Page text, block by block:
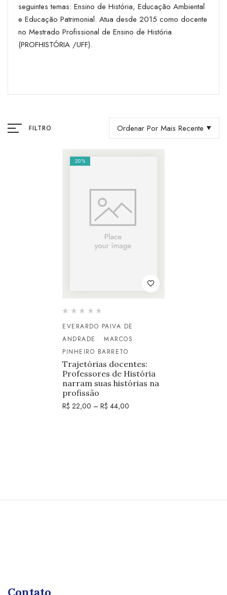
seguintes temas: Ensino de História, Educação Ambiental
e Educação Patrimonial. Atua desde 2015 como docente
no Mestrado Profissional de Ensino de História
(PROFHISTÓRIA /UFF).
FILTRO Ordenar Por Mais Recente
20%
EVERARDO PAIVA DE
ANDRADE
MARCOS
PINHEIRO BARRETO
Trajetórias docentes:
Professores de História
narram suas histórias na
profissão
R$ 22,00 – R$ 44,00
Contato